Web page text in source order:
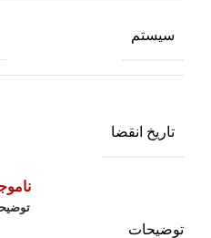
سیستم
تاریخ انقضا
توضیحات